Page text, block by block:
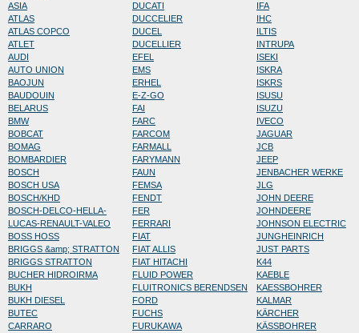
ASIA
ATLAS
ATLAS COPCO
ATLET
AUDI
AUTO UNION
BAOJUN
BAUDOUIN
BELARUS
BMW
BOBCAT
BOMAG
BOMBARDIER
BOSCH
BOSCH USA
BOSCH/KHD
BOSCH-DELCO-HELLA-
LUCAS-RENAULT-VALEO
BOSS HOSS
BRIGGS &amp; STRATTON
BRIGGS STRATTON
BUCHER HIDROIRMA
BUKH
BUKH DIESEL
BUTEC
CARRARO
DUCATI
DUCCELIER
DUCEL
DUCELLIER
EFEL
EMS
ERHEL
E-Z-GO
FAI
FARC
FARCOM
FARMALL
FARYMANN
FAUN
FEMSA
FENDT
FER
FERRARI
FIAT
FIAT ALLIS
FIAT HITACHI
FLUID POWER
FLUITRONICS BERENDSEN
FORD
FUCHS
FURUKAWA
IFA
IHC
ILTIS
INTRUPA
ISEKI
ISKRA
ISKRS
ISUSU
ISUZU
IVECO
JAGUAR
JCB
JEEP
JENBACHER WERKE
JLG
JOHN DEERE
JOHNDEERE
JOHNSON ELECTRIC
JUNGHEINRICH
JUST PARTS
K44
KAEBLE
KAESSBOHRER
KALMAR
KÄRCHER
KÄSSBOHRER